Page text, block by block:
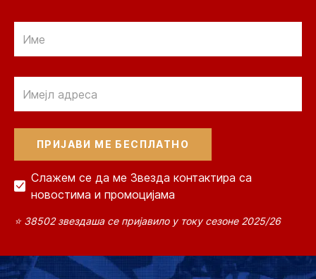
Слажем се да ме Звезда контактира са
новостима и промоцијама
⭐ 38502 звездаша се пријавило у току сезоне 2025/26